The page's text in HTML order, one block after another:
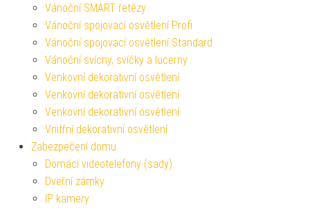
Vánoční SMART řetězy
Vánoční spojovací osvětlení Profi
Vánoční spojovací osvětlení Standard
Vánoční svícny, svíčky a lucerny
Venkovní dekorativní osvětlení
Venkovní dekorativní osvětlení
Venkovní dekorativní osvětlení
Vnitřní dekorativní osvětlení
Zabezpečení domu
Domácí videotelefony (sady)
Dveřní zámky
IP kamery